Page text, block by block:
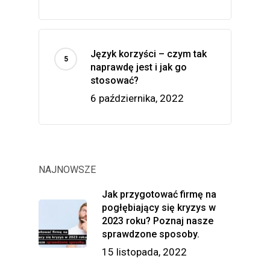
Język korzyści – czym tak
naprawdę jest i jak go
stosować?
6 października, 2022
NAJNOWSZE
Jak przygotować firmę na
pogłębiający się kryzys w
2023 roku? Poznaj nasze
sprawdzone sposoby.
15 listopada, 2022